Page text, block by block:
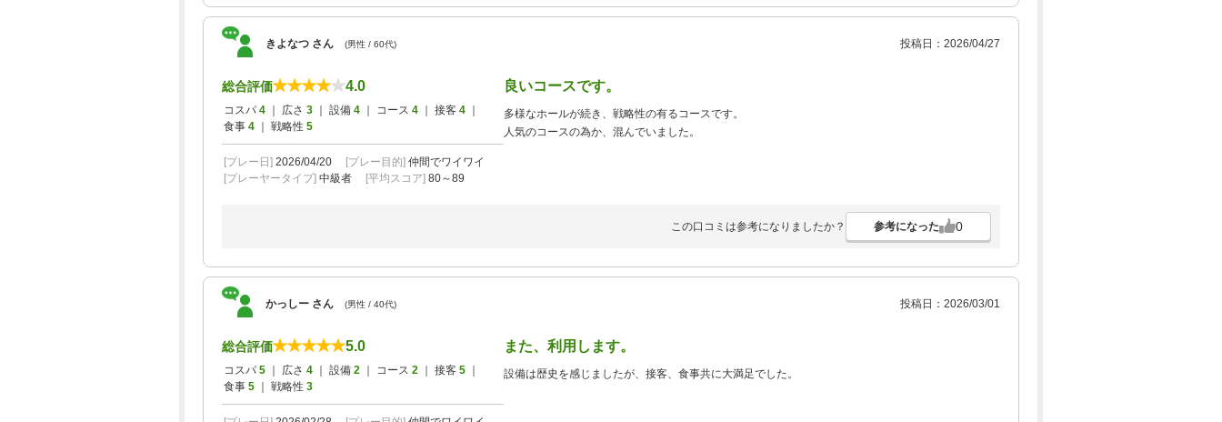
きよなつ さん (男性 / 60代) 投稿日：2026/04/27
総合評価 4.0
コスパ 4 ｜ 広さ 3 ｜ 設備 4 ｜ コース 4 ｜ 接客 4
食事 4 ｜ 戦略性 5
[プレー日] 2026/04/20 [プレー目的] 仲間でワイワイ
[プレーヤータイプ] 中級者 [平均スコア] 80～89
良いコースです。
多様なホールが続き、戦略性の有るコースです。
人気のコースの為か、混んでいました。
この口コミは参考になりましたか？ 参考になった 0
かっしー さん (男性 / 40代) 投稿日：2026/03/01
総合評価 5.0
コスパ 5 ｜ 広さ 4 ｜ 設備 2 ｜ コース 2 ｜ 接客 5
食事 5 ｜ 戦略性 3
また、利用します。
設備は歴史を感じましたが、接客、食事共に大満足でした。